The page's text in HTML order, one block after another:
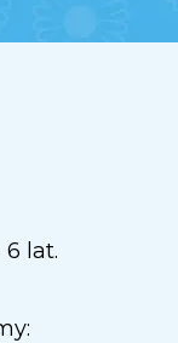
lat.